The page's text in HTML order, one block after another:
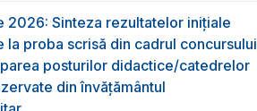
2026: Sinteza rezultatelor inițiale
la proba scrisă din cadrul concursului
posturilor didactice/catedrelor
din învăţământul